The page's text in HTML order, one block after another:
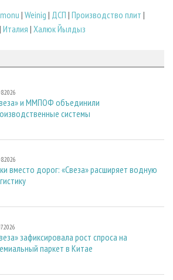
| Weinig | ДСП | Производство плит |
| Италия | Халюк Йылдыз
и ММПОФ объединили
системы
вместо дорог: «Свеза» расширяет водную
зафиксировала рост спроса на
паркет в Китае